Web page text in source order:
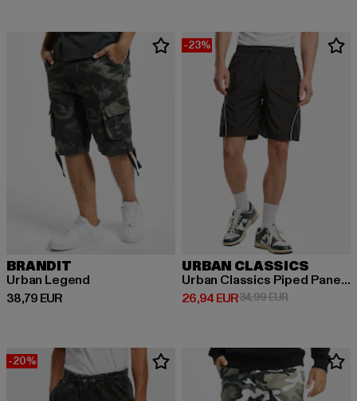
BRANDIT
Urban Legend
38,79 EUR
Derzeitiger Preis: 38,79 EUR
-23%
URBAN CLASSICS
Urban Classics Piped Panel Trackshorts
26,94 EUR
Derzeitiger Preis: 26,94 EUR
34,99 EURAktionspreis:
-20%